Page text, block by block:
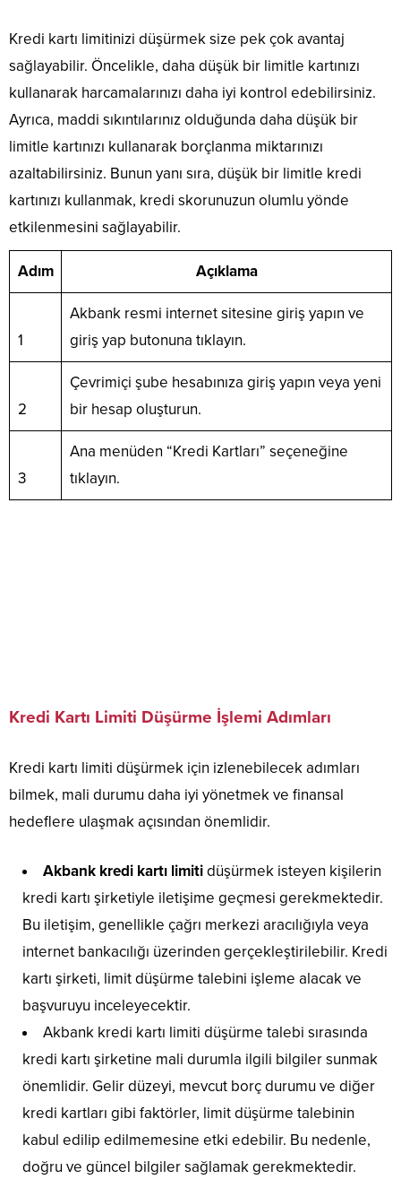
Kredi kartı limitinizi düşürmek size pek çok avantaj
sağlayabilir. Öncelikle, daha düşük bir limitle kartınızı
kullanarak harcamalarınızı daha iyi kontrol edebilirsiniz.
Ayrıca, maddi sıkıntılarınız olduğunda daha düşük bir
limitle kartınızı kullanarak borçlanma miktarınızı
azaltabilirsiniz. Bunun yanı sıra, düşük bir limitle kredi
kartınızı kullanmak, kredi skorunuzun olumlu yönde
etkilenmesini sağlayabilir.
Adım Açıklama
1
Akbank resmi internet sitesine giriş yapın ve
giriş yap butonuna tıklayın.
2
Çevrimiçi şube hesabınıza giriş yapın veya yeni
bir hesap oluşturun.
3
Ana menüden “Kredi Kartları” seçeneğine
tıklayın.
Kredi Kartı Limiti Düşürme İşlemi Adımları
Kredi kartı limiti düşürmek için izlenebilecek adımları
bilmek, mali durumu daha iyi yönetmek ve finansal
hedeflere ulaşmak açısından önemlidir.
Akbank kredi kartı limitidüşürmek isteyen kişilerin
kredi kartı şirketiyle iletişime geçmesi gerekmektedir.
Bu iletişim, genellikle çağrı merkezi aracılığıyla veya
internet bankacılığı üzerinden gerçekleştirilebilir. Kredi
kartı şirketi, limit düşürme talebini işleme alacak ve
başvuruyu inceleyecektir.
Akbank kredi kartı limiti düşürme talebi sırasında
kredi kartı şirketine mali durumla ilgili bilgiler sunmak
önemlidir. Gelir düzeyi, mevcut borç durumu ve diğer
kredi kartları gibi faktörler, limit düşürme talebinin
kabul edilip edilmemesine etki edebilir. Bu nedenle,
doğru ve güncel bilgiler sağlamak gerekmektedir.